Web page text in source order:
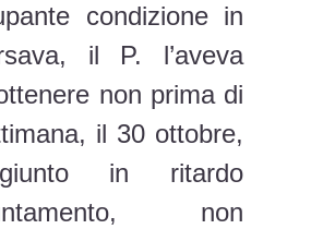
condizione in
il P. l’aveva
non prima di
il 30 ottobre,
in ritardo
non